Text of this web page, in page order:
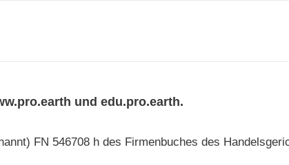
und edu.pro.earth.
FN 546708 h des Firmenbuches des